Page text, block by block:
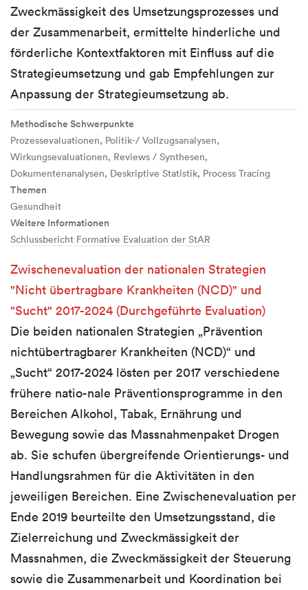
Zweckmässigkeit des Umsetzungsprozesses und
der Zusammenarbeit, ermittelte hinderliche und
förderliche Kontextfaktoren mit Einfluss auf die
Strategieumsetzung und gab Empfehlungen zur
Anpassung der Strategieumsetzung ab.
Methodische Schwerpunkte
Prozessevaluationen, Politik-/ Vollzugsanalysen,
Wirkungsevaluationen, Reviews / Synthesen,
Dokumentenanalysen, Deskriptive Statistik, Process Tracing
Themen
Gesundheit
Weitere Informationen
Schlussbericht Formative Evaluation der StAR
Zwischenevaluation der nationalen Strategien
"Nicht übertragbare Krankheiten (NCD)" und
"Sucht" 2017-2024 (Durchgeführte Evaluation)
Die beiden nationalen Strategien „Prävention
nichtübertragbarer Krankheiten (NCD)“ und
„Sucht“ 2017-2024 lösten per 2017 verschiedene
frühere natio-nale Präventionsprogramme in den
Bereichen Alkohol, Tabak, Ernährung und
Bewegung sowie das Massnahmenpaket Drogen
ab. Sie schufen übergreifende Orientierungs- und
Handlungsrahmen für die Aktivitäten in den
jeweiligen Bereichen. Eine Zwischenevaluation per
Ende 2019 beurteilte den Umsetzungsstand, die
Zielerreichung und Zweckmässigkeit der
Massnahmen, die Zweckmässigkeit der Steuerung
sowie die Zusammenarbeit und Koordination bei